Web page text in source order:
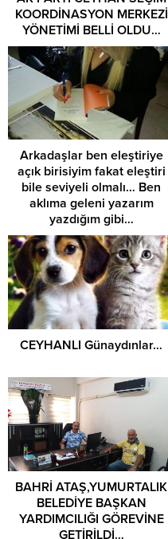
KOORDİNASYON MERKEZİ
YÖNETİMİ BELLİ OLDU…
Arkadaşlar ben eleştiriye
açık birisiyim fakat eleştiri
bile seviyeli olmalı… Ben
aklıma geleni yazarım
yazdığım gibi…
CEYHANLI Günaydınlar…
BAHRİ ATAŞ,YUMURTALIK
BELEDİYE BAŞKAN
YARDIMCILIĞI GÖREVİNE
GETİRİLDİ…